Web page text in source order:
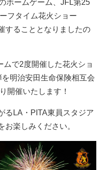
ホームゲーム、JFL第25
フタイム花火ショー
することとなりましたの
で2度開催した花火ショ
明治安田生命保険相互会
開催いたします！
るLA・PITA東員スタジア
お楽しみください。